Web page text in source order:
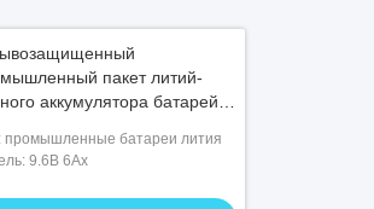
пакет литий-
аккумулятора батарей
промышленные батареи лития
9.6В 6Ах